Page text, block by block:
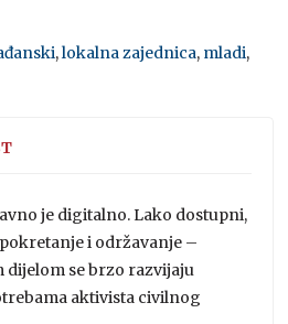
,lokalna zajednica, mladi,
je digitalno. Lako dostupni,
i održavanje –
se brzo razvijaju
aktivista civilnog